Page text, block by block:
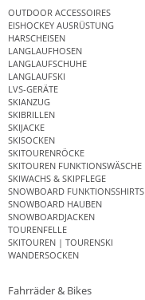
OUTDOOR ACCESSOIRES
EISHOCKEY AUSRÜSTUNG
HARSCHEISEN
LANGLAUFHOSEN
LANGLAUFSCHUHE
LANGLAUFSKI
LVS-GERÄTE
SKIANZUG
SKIBRILLEN
SKIJACKE
SKISOCKEN
SKITOURENRÖCKE
SKITOUREN FUNKTIONSWÄSCHE
SKIWACHS & SKIPFLEGE
SNOWBOARD FUNKTIONSSHIRTS
SNOWBOARD HAUBEN
SNOWBOARDJACKEN
TOURENFELLE
SKITOUREN | TOURENSKI
WANDERSOCKEN
Fahrräder & Bikes